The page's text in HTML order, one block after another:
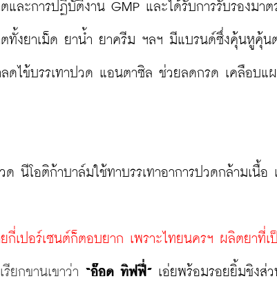
ละการปฏิบัติงาน GMP และได้รับการรับรองมาต
ทั้งยาเม็ด ยาน้ำ ยาครีม ฯลฯ มีแบรนด์ซึ่งคุ้นหูคุ้น
ดไข้บรรเทาปวด แอนตาซิล ช่วยลดกรด เคลือบแ
นีโอติก้าบาล์มใช้ทาบรรเทาอาการปวดกล้ามเนื้อ
เปอร์เซนต์ก็ตอบยาก เพราะไทยนครฯ ผลิตยาที่เ
ยกขานเขาว่า “อ๊อด ทิฟฟี่” เอ่ยพร้อมรอยยิ้มชิงส่